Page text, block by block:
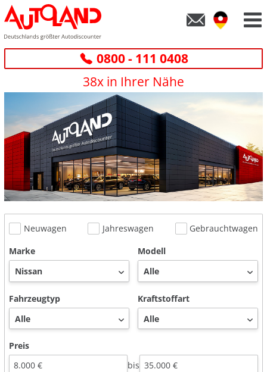
0800 - 111 0408
38x in Ihrer Nähe
Neuwagen Jahreswagen
Gebrauchtwagen
Marke
Modell
Fahrzeugtyp Kraftstoffart
Preis
bis